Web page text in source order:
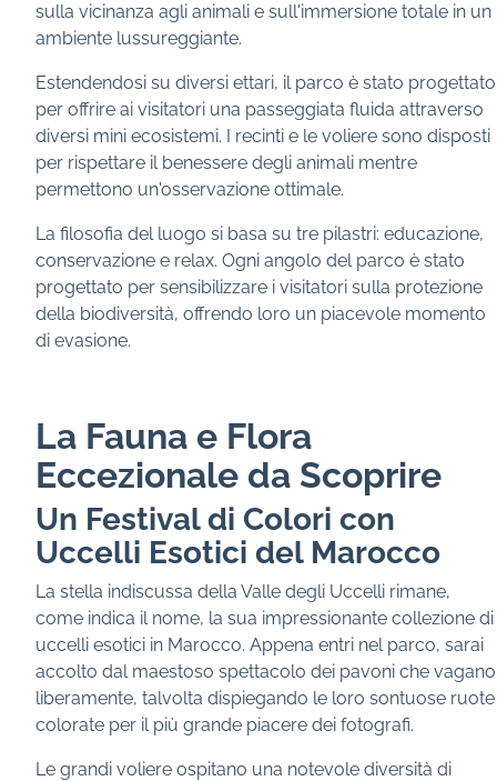
sulla vicinanza agli animali e sull'immersione totale in un
ambiente lussureggiante.
Estendendosi su diversi ettari, il parco è stato progettato
per offrire ai visitatori una passeggiata fluida attraverso
diversi mini ecosistemi. I recinti e le voliere sono disposti
per rispettare il benessere degli animali mentre
permettono un'osservazione ottimale.
La filosofia del luogo si basa su tre pilastri: educazione,
conservazione e relax. Ogni angolo del parco è stato
progettato per sensibilizzare i visitatori sulla protezione
della biodiversità, offrendo loro un piacevole momento
di evasione.
La Fauna e Flora
Eccezionale da Scoprire
Un Festival di Colori con
Uccelli Esotici del Marocco
La stella indiscussa della Valle degli Uccelli rimane,
come indica il nome, la sua impressionante collezione di
uccelli esotici in Marocco. Appena entri nel parco, sarai
accolto dal maestoso spettacolo dei pavoni che vagano
liberamente, talvolta dispiegando le loro sontuose ruote
colorate per il più grande piacere dei fotografi.
Le grandi voliere ospitano una notevole diversità di